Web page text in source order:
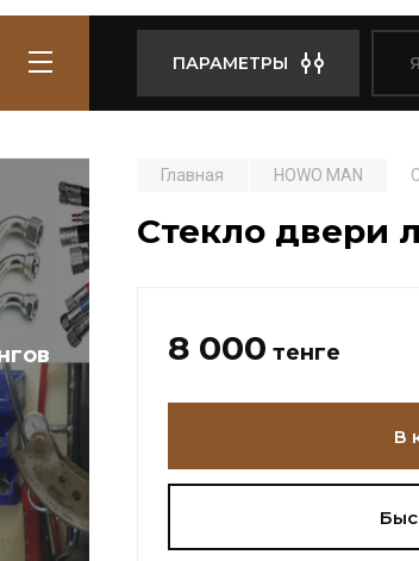
ПАРАМЕТРЫ
Главная HOWO MAN
Стекло двери
8 000 тенге
В